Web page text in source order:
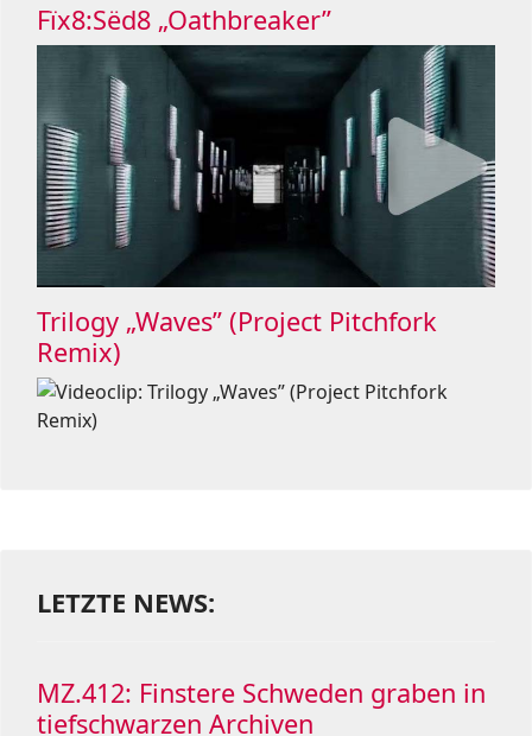
Fïx8:Sëd8 „Oathbreaker”
Trilogy „Waves” (Project Pitchfork
Remix)
LETZTE NEWS:
MZ.412: Finstere Schweden graben in
tiefschwarzen Archiven